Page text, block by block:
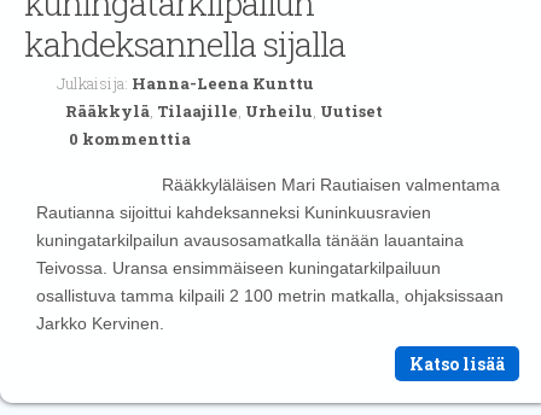
kahdeksannella sijalla
Julkaisija: Hanna-Leena Kunttu
Rääkkylä, Tilaajille, Urheilu, Uutiset
0 kommenttia
Rääkkyläläisen Mari Rautiaisen valmentama
Rautianna sijoittui kahdeksanneksi Kuninkuusravien
kuningatarkilpailun avausosamatkalla tänään lauantaina
Teivossa. Uransa ensimmäiseen kuningatarkilpailuun
osallistuva tamma kilpaili 2 100 metrin matkalla, ohjaksissaan
Jarkko Kervinen.
Katso lisää